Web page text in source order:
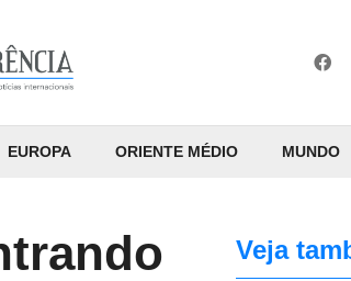
EUROPA ORIENTE MÉDIO MUNDO
Veja